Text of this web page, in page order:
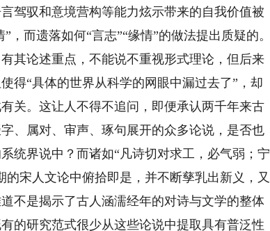
驾驭和意境营构等能力炫示带来的自我价值被
而遗落如何“言志”“缘情”的做法提出质疑的。
论述重点，不能说不重视形式理论，但后来
得“具体的世界从科学的网眼中漏过去了”，却
关。这让人不得不追问，即便承认两千年来古
、属对、审声、琢句展开的众多论说，是否也
统界说中？而诸如“凡诗切对求工，必气弱；宁
宋人文论中俯拾即是，并不断孳乳出新义，又
不是揭示了古人涵濡经年的对诗与文学的整体
的研究范式很少从这些论说中提取具有普泛性